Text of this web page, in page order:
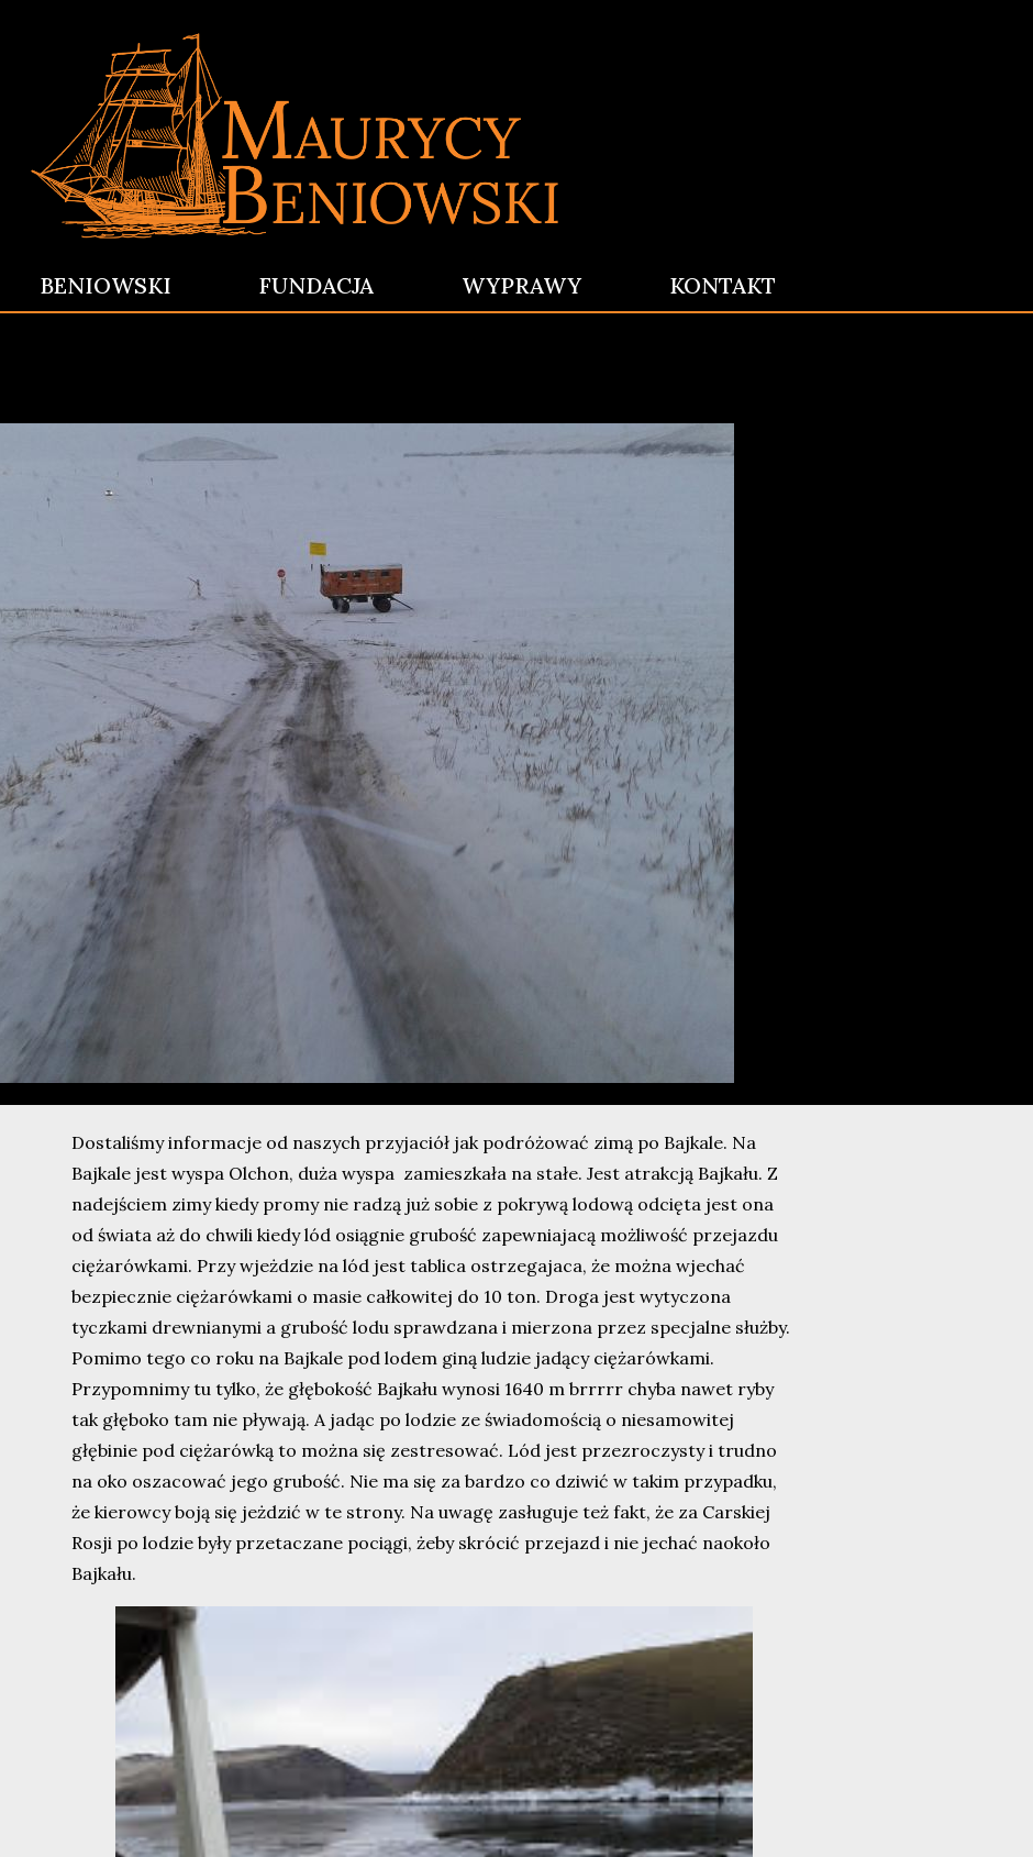
BENIOWSKI FUNDACJA WYPRAWY KONTAKT
Dostaliśmy informacje od naszych przyjaciół jak podróżować zimą po Bajkale. Na
Bajkale jest wyspa Olchon, duża wyspa zamieszkała na stałe. Jest atrakcją Bajkału. Z
nadejściem zimy kiedy promy nie radzą już sobie z pokrywą lodową odcięta jest ona
od świata aż do chwili kiedy lód osiągnie grubość zapewniajacą możliwość przejazdu
ciężarówkami. Przy wjeżdzie na lód jest tablica ostrzegajaca, że można wjechać
bezpiecznie ciężarówkami o masie całkowitej do 10 ton. Droga jest wytyczona
tyczkami drewnianymi a grubość lodu sprawdzana i mierzona przez specjalne służby.
Pomimo tego co roku na Bajkale pod lodem giną ludzie jadący ciężarówkami.
Przypomnimy tu tylko, że głębokość Bajkału wynosi 1640 m brrrrr chyba nawet ryby
tak głęboko tam nie pływają. A jadąc po lodzie ze świadomością o niesamowitej
głębinie pod ciężarówką to można się zestresować. Lód jest przezroczysty i trudno
na oko oszacować jego grubość. Nie ma się za bardzo co dziwić w takim przypadku,
że kierowcy boją się jeżdzić w te strony. Na uwagę zasługuje też fakt, że za Carskiej
Rosji po lodzie były przetaczane pociągi, żeby skrócić przejazd i nie jechać naokoło
Bajkału.